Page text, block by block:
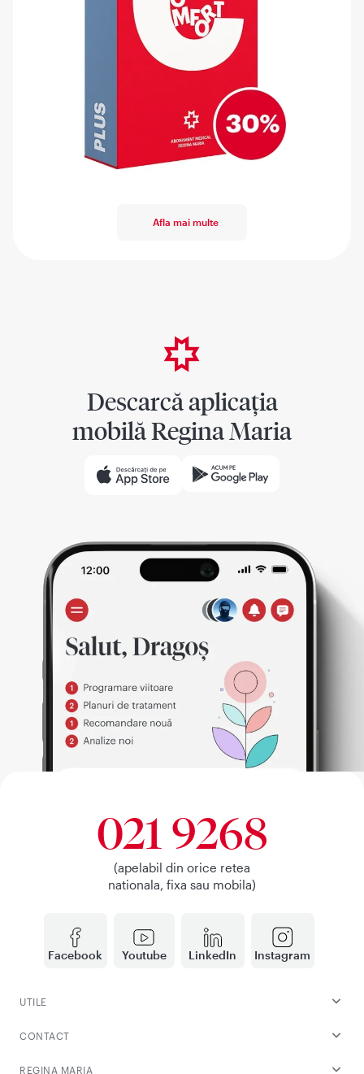
Afla mai multe
Descarcă aplicația
mobilă Regina Maria
Facebook Youtube LinkedIn Instagram
021 9268
(apelabil din orice retea
nationala, fixa sau mobila)
UTILE
CONTACT
REGINA MARIA